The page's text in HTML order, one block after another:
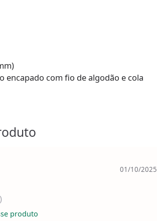
encapado com fio de algodão e cola
01/10/2025
produto